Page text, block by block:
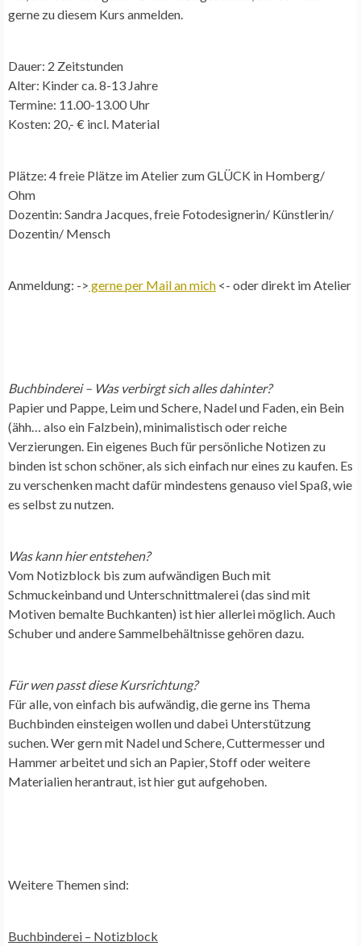
gerne zu diesem Kurs anmelden.
Dauer: 2 Zeitstunden
Alter: Kinder ca. 8-13 Jahre
Termine: 11.00-13.00 Uhr
Kosten: 20,- € incl. Material
Plätze: 4 freie Plätze im Atelier zum GLÜCK in Homberg/
Ohm
Dozentin: Sandra Jacques, freie Fotodesignerin/ Künstlerin/
Dozentin/ Mensch
Anmeldung: -> gerne per Mail an mich <- oder direkt im Atelier
Buchbinderei – Was verbirgt sich alles dahinter?
Papier und Pappe, Leim und Schere, Nadel und Faden, ein Bein
(ähh… also ein Falzbein), minimalistisch oder reiche
Verzierungen. Ein eigenes Buch für persönliche Notizen zu
binden ist schon schöner, als sich einfach nur eines zu kaufen. Es
zu verschenken macht dafür mindestens genauso viel Spaß, wie
es selbst zu nutzen.
Was kann hier entstehen?
Vom Notizblock bis zum aufwändigen Buch mit
Schmuckeinband und Unterschnittmalerei (das sind mit
Motiven bemalte Buchkanten) ist hier allerlei möglich. Auch
Schuber und andere Sammelbehältnisse gehören dazu.
Für wen passt diese Kursrichtung?
Für alle, von einfach bis aufwändig, die gerne ins Thema
Buchbinden einsteigen wollen und dabei Unterstützung
suchen. Wer gern mit Nadel und Schere, Cuttermesser und
Hammer arbeitet und sich an Papier, Stoff oder weitere
Materialien herantraut, ist hier gut aufgehoben.
Weitere Themen sind:
Buchbinderei – Notizblock